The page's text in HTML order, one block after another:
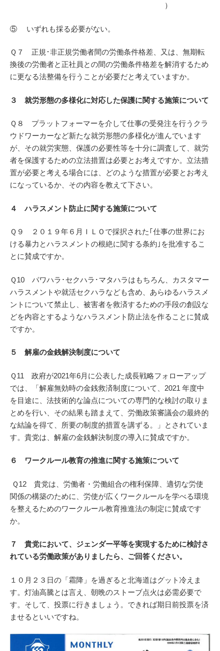
）
⑤ いずれも採る必要がない。
Ｑ７ 正規･非正規労働者間の労働条件格差、又は、無期転
換後の労働者と正社員との間の労働条件格差を解消するため
に更なる法整備を行うことが必要だと考えていますか。
３ 就労形態の多様化に対応した保護に関する施策について
Ｑ８ プラットフォーマーを介して仕事の受発注を行うクラ
ウドワーカーなど新たな就労形態の多様化が進んでいます
が、その就労実態、保護の必要性等を十分に調査して、就労
者を保護するための立法措置は必要とお考えですか。立法措
置が必要と考える場合には、どのような措置が必要とお考え
になっているか、その内容を教えて下さい。
４ ハラスメント防止に関する施策について
Ｑ９ ２０１９年６月ＩＬＯで採択された｢仕事の世界にお
ける暴力とハラスメントの根絶に関する条約｣を批准するこ
とに賛成ですか。
Ｑ10 パワハラ･セクハラ･マタハラはもちろん、カスタマー
ハラスメントや就活セクハラなども含め、あらゆるハラスメ
ントについて禁止し、被害者を救済するための手段の創設な
どを内容とするようなハラスメント防止法を作ることに賛成
ですか。
５ 解雇の金銭解決制度について
Ｑ11 政府が2021年6月に公表した成長戦略フォローアップ
では、「解雇無効時の金銭救済制度について、2021 年度中
を目途に、法技術的な論点についての専門的な検討の取りま
とめを行い、その結果も踏まえて、労働政策審議会の最終的
な結論を得て、所要の制度的措置を講ずる。」とされていま
す。貴党は、解雇の金銭解決制度の導入に賛成ですか。
６ ワークルール教育の推進に関する施策について
Ｑ12 貴党は、労働者・労働組合の権利保障、適切な労使
関係の構築のために、労使が広くワークルールを学べる環境
を整えるためのワークルール教育推進法の制定に賛成です
か。
７ 貴党において、ジェンダー平等を実現するために検討さ
れている労働政策がありましたら、ご回答ください。
１０月２３日の「霜降」を過ぎると北海道はグット冷えま
す。灯油高騰とは言え、朝晩のストーブ点火は必需必要で
す。そして、投票に行きましょう。できれば期日前投票を済
ませるといいですね。